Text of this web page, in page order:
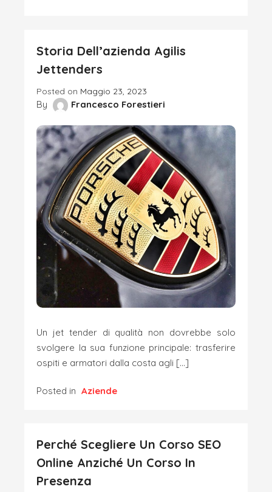
Storia Dell’azienda Agilis
Jettenders
Posted on Maggio 23, 2023
By Francesco Forestieri
Un jet tender di qualità non dovrebbe solo
svolgere la sua funzione principale: trasferire
ospiti e armatori dalla costa agli […]
Posted in Aziende
Perché Scegliere Un Corso SEO
Online Anziché Un Corso In
Presenza